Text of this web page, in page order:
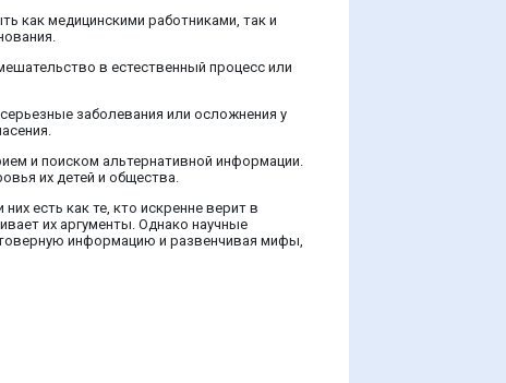
как медицинскими работниками, так и
в естественный процесс или
заболевания или осложнения у
и поиском альтернативной информации.
их детей и общества.
есть как те, кто искренне верит в
их аргументы. Однако научные
информацию и развенчивая мифы,